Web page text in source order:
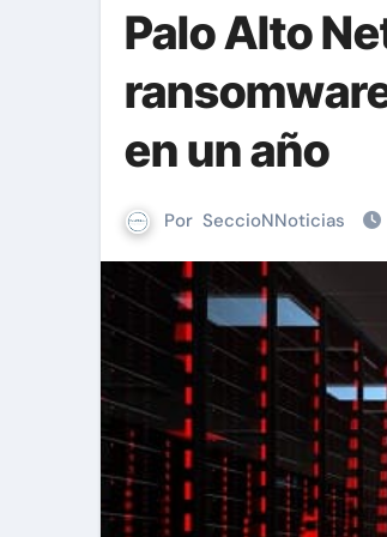
Palo Alto
en un año
Por SeccioNNoticias